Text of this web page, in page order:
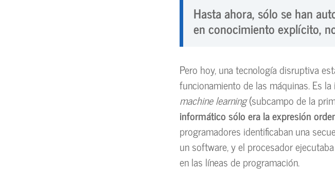
Hasta ahora, sólo se han
en conocimiento explícito,
Pero hoy, una tecnología disruptiva
funcionamiento de las máquinas. Es
machine learning(subcampo de la
informático sólo era la expresión
programadores identificaban una
un software, y el procesador
en las líneas de programación.